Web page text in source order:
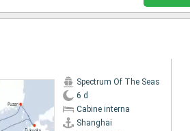
Spectrum Of The Seas
6 d
Cabine interna
Shanghai